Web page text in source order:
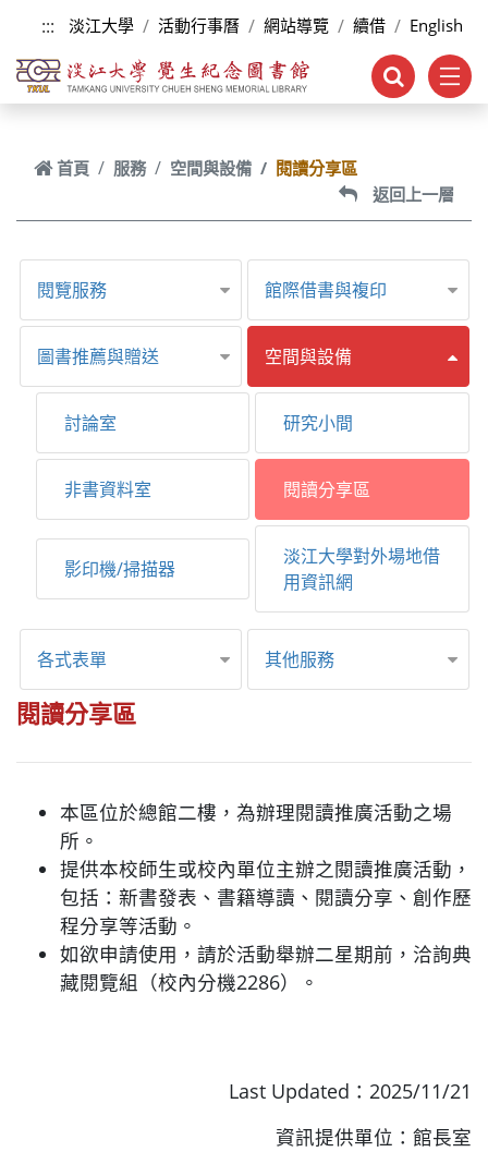
跳到主要內容
::: 淡江大學 活動行事曆 網站導覽 續借 English
首頁 服務 空間與設備
閱讀分享區
返回上一層
閱覽服務 館際借書與複印
圖書推薦與贈送 空間與設備
討論室 研究小間
非書資料室 閱讀分享區
影印機/掃描器
淡江大學對外場地借
用資訊網
各式表單 其他服務
閱讀分享區
本區位於總館二樓，為辦理閱讀推廣活動之場
所。
提供本校師生或校內單位主辦之閱讀推廣活動，
包括：新書發表、書籍導讀、閱讀分享、創作歷
程分享等活動。
如欲申請使用，請於活動舉辦二星期前，洽詢典
藏閱覽組（校內分機2286）。
Last Updated：2025/11/21
資訊提供單位：館長室